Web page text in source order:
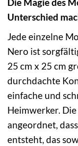
Die Magie des
Unterschied
Jede einzelne
Nero ist
25 cm x 25 cm
durchdachte
einfache und
Heimwerker.
angeordnet,
entsteht, das